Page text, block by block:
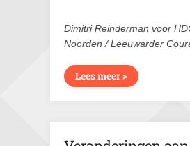
Dimitri Reinderman voor
Noorden / Leeuwarder
Lees meer >